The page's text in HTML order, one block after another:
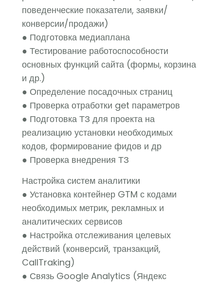
поведенческие показатели, заявки/
конверсии/продажи)
● Подготовка медиаплана
● Тестирование работоспособности
основных функций сайта (формы, корзина
и др.)
● Определение посадочных страниц
● Проверка отработки get параметров
● Подготовка ТЗ для проекта на
реализацию установки необходимых
кодов, формирование фидов и др
● Проверка внедрения ТЗ
Настройка систем аналитики
● Установка контейнер GTM с кодами
необходимых метрик, рекламных и
аналитических сервисов
● Настройка отслеживания целевых
действий (конверсий, транзакций,
CallTraking)
● Связь Google Analytics (Яндекс